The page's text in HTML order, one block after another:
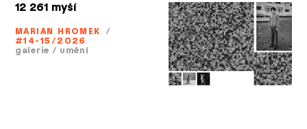
12 261 myší
MARIAN HROMEK /
#14-15/2026
galerie / umění